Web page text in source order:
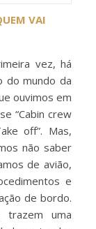
VAI
vez, há
do mundo da
ouvimos em
“Cabin crew
off”. Mas,
não saber
de avião,
e
de bordo.
trazem uma